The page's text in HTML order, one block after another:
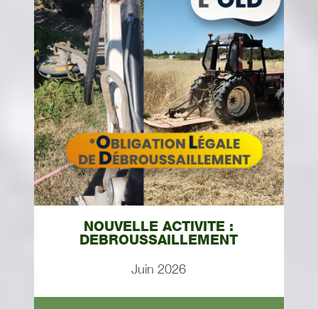
NOUVELLE ACTIVITE :
DEBROUSSAILLEMENT
Juin 2026